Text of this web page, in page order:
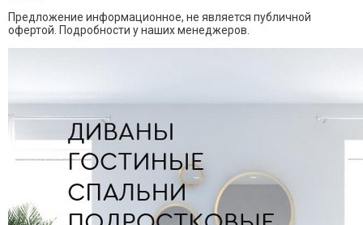
Предложение информационное, не является публичной
офертой. Подробности у наших менеджеров.